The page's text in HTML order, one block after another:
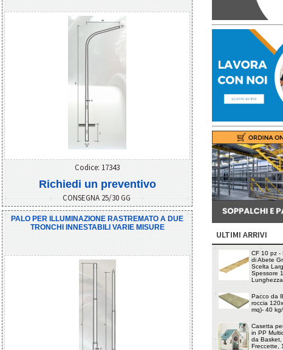
Codice: 17343
Richiedi un preventivo
CONSEGNA 25/30 GG
PALO PER ILLUMINAZIONE RASTREMATO A DUE
TRONCHI INNESTABILI VARIE MISURE
ULTIMI ARRIVI
CF 10 pz -
di Abete
Scelta
Spessore
Pacco da
roccia
mq)- 40
Casetta
in PP
da Basket,
Freccette,